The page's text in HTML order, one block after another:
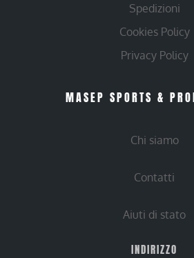
Spedizioni
Cookies Policy
Privacy Policy
MASEP SPORTS &
Chi siamo
Contatti
Aiuti di stato
INDIRIZZO